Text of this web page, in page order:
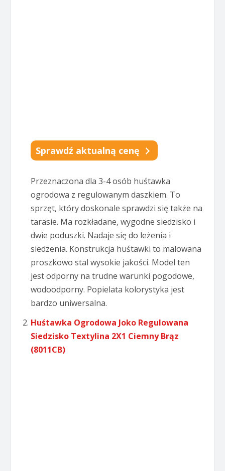
Sprawdź aktualną cenę
Przeznaczona dla 3-4 osób huśtawka
ogrodowa z regulowanym daszkiem. To
sprzęt, który doskonale sprawdzi się także na
tarasie. Ma rozkładane, wygodne siedzisko i
dwie poduszki. Nadaje się do leżenia i
siedzenia. Konstrukcja huśtawki to malowana
proszkowo stal wysokie jakości. Model ten
jest odporny na trudne warunki pogodowe,
wodoodporny. Popielata kolorystyka jest
bardzo uniwersalna.
Huśtawka Ogrodowa Joko Regulowana
Siedzisko Textylina 2X1 Ciemny Brąz
(8011CB)